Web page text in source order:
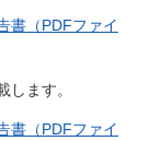
書（PDFファイ
ます。
書（PDFファイ